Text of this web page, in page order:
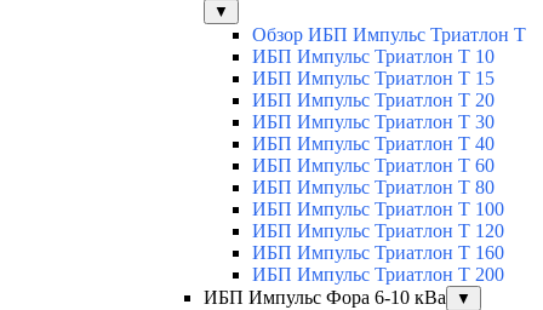
▼
Обзор ИБП Импульс Триатлон Т
ИБП Импульс Триатлон Т 10
ИБП Импульс Триатлон Т 15
ИБП Импульс Триатлон Т 20
ИБП Импульс Триатлон Т 30
ИБП Импульс Триатлон Т 40
ИБП Импульс Триатлон Т 60
ИБП Импульс Триатлон Т 80
ИБП Импульс Триатлон Т 100
ИБП Импульс Триатлон Т 120
ИБП Импульс Триатлон Т 160
ИБП Импульс Триатлон Т 200
ИБП Импульс Фора 6-10 кВа
▼